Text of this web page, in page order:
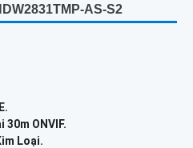
AS-S2
30m ONVIF.
Loại.